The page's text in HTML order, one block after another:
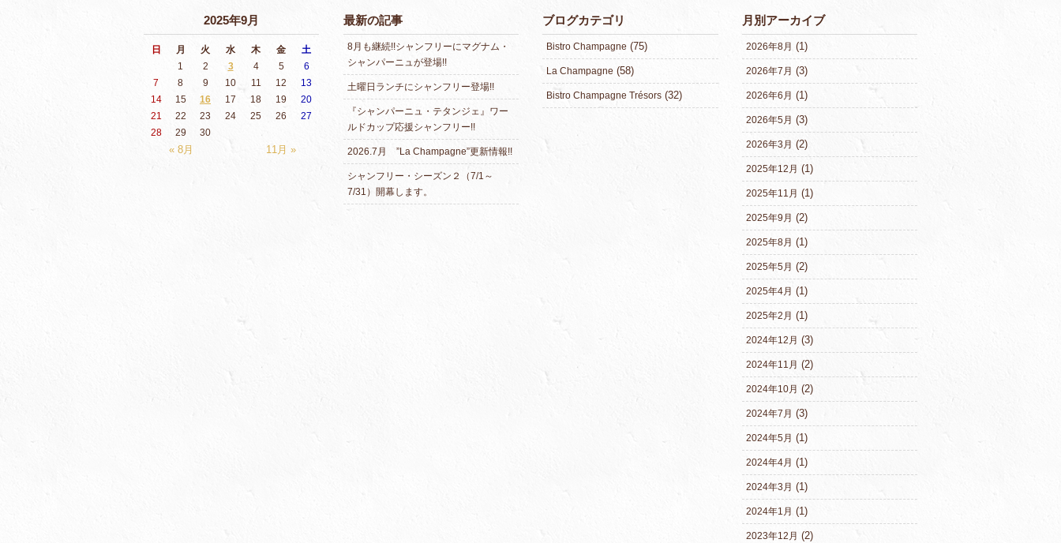
2025年9月
日 月 火 水 木 金 土
« 8月 11月 »
1 2 3 4 5
6
7
8 9 10 11 12
13
14
15 16 17 18 19
20
21
22 23 24 25 26
27
28
29 30
最新の記事
8月も継続!!シャンフリーにマグナム・
シャンパーニュが登場!!
土曜日ランチにシャンフリー登場!!
『シャンパーニュ・テタンジェ』ワー
ルドカップ応援シャンフリー!!
2026.7月 ”La Champagne”更新情報!!
シャンフリー・シーズン２（7/1～
7/31）開幕します。
ブログカテゴリ
Bistro Champagne (75)
La Champagne (58)
Bistro Champagne Trésors (32)
月別アーカイブ
2026年8月 (1)
2026年7月 (3)
2026年6月 (1)
2026年5月 (3)
2026年3月 (2)
2025年12月 (1)
2025年11月 (1)
2025年9月 (2)
2025年8月 (1)
2025年5月 (2)
2025年4月 (1)
2025年2月 (1)
2024年12月 (3)
2024年11月 (2)
2024年10月 (2)
2024年7月 (3)
2024年5月 (1)
2024年4月 (1)
2024年3月 (1)
2024年1月 (1)
2023年12月 (2)